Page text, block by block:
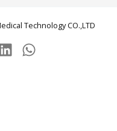
Technology CO.,LTD